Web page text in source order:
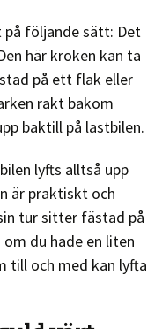
på följande sätt: Det
här kroken kan ta
på ett flak eller
rakt bakom
baktill på lastbilen.
lyfts alltså upp
är praktiskt och
tur sitter fästad på
du hade en liten
till och med kan lyfta